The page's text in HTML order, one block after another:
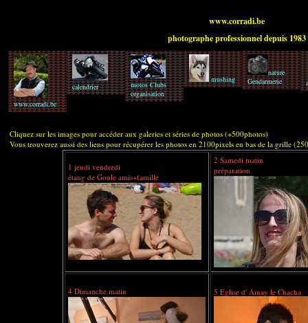
www.corradi.be
photographe professionnel depuis 1983
www.corradi.be
calendrier
motos Clubs
organisation
mushing
nature
Gendarmerie
Cliquez sur les images pour accéder aux galeries et séries de photos (+500photos)
Vous trouverez aussi des liens pour récupérer les photos en 2100pixels en bas de la grille
1 jeudi vendredi
étang de Goule amis+famille
2 Samedi matin
préparation
4 Dimanche matin 5 Eglise d' Ainay le Chacha